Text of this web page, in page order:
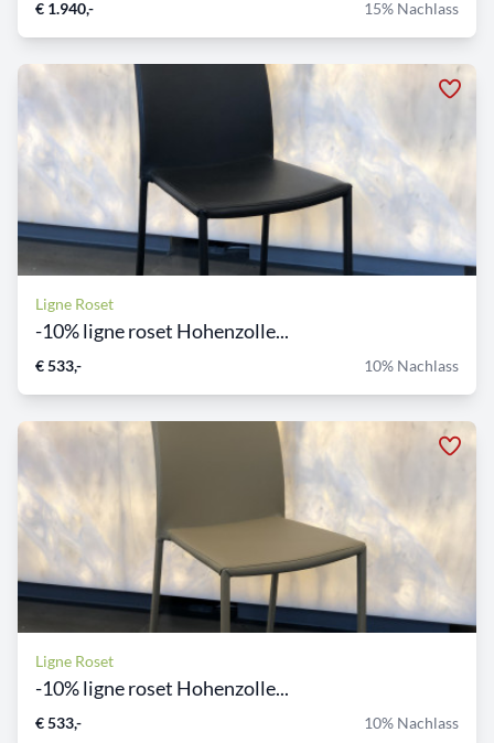
€ 1.940,- 15% Nachlass
Ligne Roset
-10% ligne roset Hohenzolle...
€ 533,- 10% Nachlass
Ligne Roset
-10% ligne roset Hohenzolle...
€ 533,- 10% Nachlass